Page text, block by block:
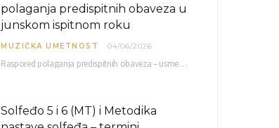
polaganja predispitnih obaveza u
junskom ispitnom roku
MUZIČKA UMETNOST 04/06/2026
Raspored polaganja predispitnih obaveza – usmenog kolokvijuma i testa iz slušanja muzike – objavljen je…
Solfeđo 5 i 6 (MT) i Metodika